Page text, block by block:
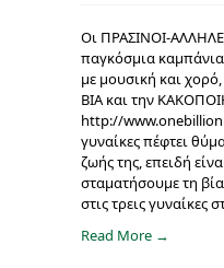
Οι ΠΡΑΣΙΝΟΙ-
παγκόσμια
με μουσική και
ΒΙΑ και την
http://
γυναίκες πέφτει
ζωής της, επειδή
σταματήσουμε τη
στις τρεις γυναίκες
Read More →